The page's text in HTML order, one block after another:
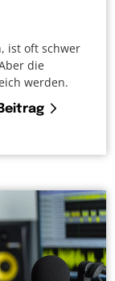
ist oft schwer
die
werden.